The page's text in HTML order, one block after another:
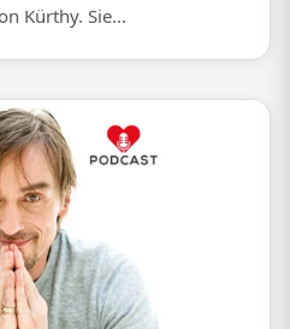
Kürthy. Sie...